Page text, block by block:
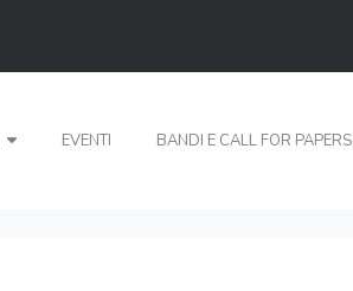
EVENTI BANDI E CALL FOR PAPERS